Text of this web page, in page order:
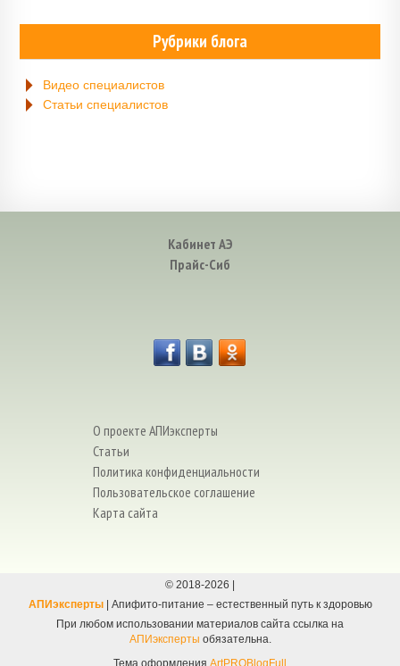
Рубрики блога
Видео специалистов
Статьи специалистов
Кабинет АЭ
Прайс-Сиб
О проекте АПИэксперты
Статьи
Политика конфиденциальности
Пользовательское соглашение
Карта сайта
© 2018-2026
АПИэксперты| Апифито-питание – естественный путь к здоровью
При любом использовании материалов сайта ссылка на
АПИэксперты обязательна.
Тема оформления ArtPROBlogFull